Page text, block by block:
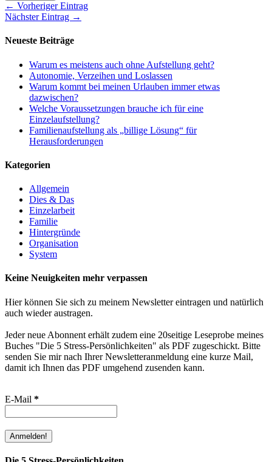
← Vorheriger Eintrag
Nächster Eintrag →
Neueste Beiträge
Warum es meistens auch ohne Aufstellung geht?
Autonomie, Verzeihen und Loslassen
Warum kommt bei meinen Urlauben immer etwas
dazwischen?
Welche Voraussetzungen brauche ich für eine
Einzelaufstellung?
Familienaufstellung als „billige Lösung“ für
Herausforderungen
Kategorien
Allgemein
Dies & Das
Einzelarbeit
Familie
Hintergründe
Organisation
System
Keine Neuigkeiten mehr verpassen
Hier können Sie sich zu meinem Newsletter eintragen und natürlich
auch wieder austragen.
Jeder neue Abonnent erhält zudem eine 20seitige Leseprobe meines
Buches "Die 5 Stress-Persönlichkeiten" als PDF zugeschickt. Bitte
senden Sie mir nach Ihrer Newsletteranmeldung eine kurze Mail,
damit ich Ihnen das PDF umgehend zusenden kann.
E-Mail *